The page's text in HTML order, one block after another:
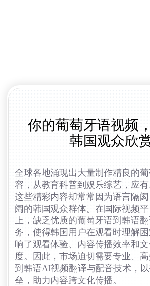
你的葡萄牙语视频
韩国观众欣
全球各地涌现出大量制作精良的
容，从教育科普到娱乐综艺，应有
这些精彩内容却常常因为语言隔
阔的韩国观众群体。在国际视频
上，缺乏优质的葡萄牙语到韩语
务，使得韩国用户在观看时理解
响了观看体验、内容传播效率和
度。因此，市场迫切需要专业、
到韩语AI视频翻译与配音技术，
垒，助力内容跨文化传播。